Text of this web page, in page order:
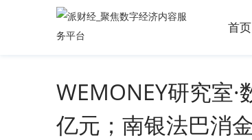
首页
WEMONEY研究室
亿元；南银法巴消